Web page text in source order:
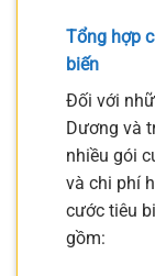
Tổng hợp
biến
Đối với
Dương và
nhiều gói
và chi phí
cước tiêu
gồm: